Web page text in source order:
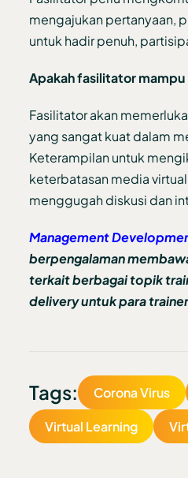
mengajukan pertanyaan,
untuk hadir penuh,
Apakah fasilitator
Fasilitator akan
yang sangat kuat dalam
Keterampilan untuk
keterbatasan media
menggugah diskusi dan
Management
berpengalaman
terkait berbagai topik
delivery untuk para
Tags: Corona Virus
Virtual Learning